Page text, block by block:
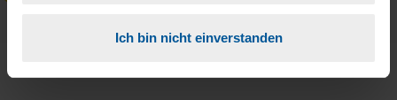
Ich bin nicht einverstanden